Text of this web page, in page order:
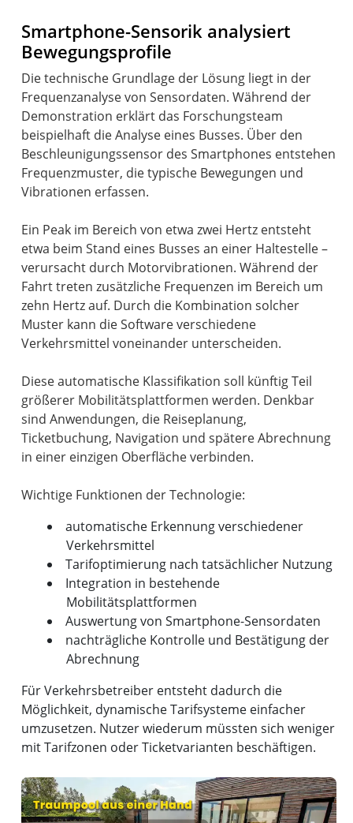
Smartphone-Sensorik analysiert
Bewegungsprofile
Die technische Grundlage der Lösung liegt in der
Frequenzanalyse von Sensordaten. Während der
Demonstration erklärt das Forschungsteam
beispielhaft die Analyse eines Busses. Über den
Beschleunigungssensor des Smartphones entstehen
Frequenzmuster, die typische Bewegungen und
Vibrationen erfassen.
Ein Peak im Bereich von etwa zwei Hertz entsteht
etwa beim Stand eines Busses an einer Haltestelle –
verursacht durch Motorvibrationen. Während der
Fahrt treten zusätzliche Frequenzen im Bereich um
zehn Hertz auf. Durch die Kombination solcher
Muster kann die Software verschiedene
Verkehrsmittel voneinander unterscheiden.
Diese automatische Klassifikation soll künftig Teil
größerer Mobilitätsplattformen werden. Denkbar
sind Anwendungen, die Reiseplanung,
Ticketbuchung, Navigation und spätere Abrechnung
in einer einzigen Oberfläche verbinden.
automatische Erkennung verschiedener
Verkehrsmittel
Tarifoptimierung nach tatsächlicher Nutzung
Integration in bestehende
Mobilitätsplattformen
Auswertung von Smartphone-Sensordaten
nachträgliche Kontrolle und Bestätigung der
Abrechnung
Für Verkehrsbetreiber entsteht dadurch die
Möglichkeit, dynamische Tarifsysteme einfacher
umzusetzen. Nutzer wiederum müssten sich weniger
mit Tarifzonen oder Ticketvarianten beschäftigen.